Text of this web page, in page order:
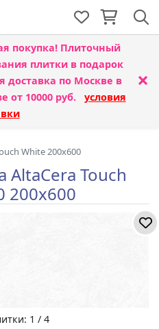
покупка! Плиточный
плитки в подарок
доставка по Москве в
от 10000 руб. условия
×
White 200x600
AltaCera Touch
200x600
1 / 4